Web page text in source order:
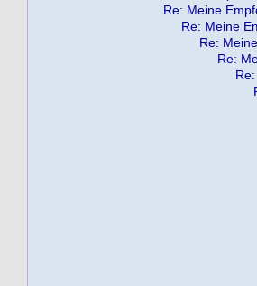
Re: Meine
Re: Meine
Re:
Re: